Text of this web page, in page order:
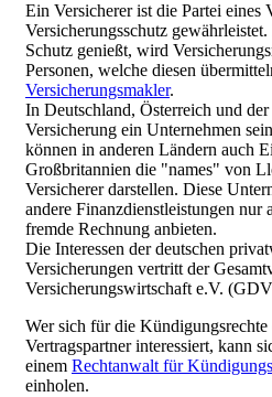
Ein Versicherer ist die Partei eines
Versicherungsschutz
Schutz genießt, wird
Personen, welche diesen
Versicherungsmakler.
In Deutschland, Österreich und
Versicherung ein Unternehmen
können in anderen Ländern auch
Großbritannien die "names" von
Versicherer darstellen. Diese
andere Finanzdienstleistungen nur
fremde Rechnung anbieten.
Die Interessen der deutschen
Versicherungen vertritt der
Versicherungswirtschaft e.V.
Wer sich für die
Vertragspartner interessiert, kann
einem Rechtanwalt für
einholen.